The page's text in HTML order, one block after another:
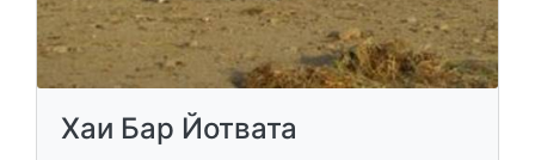
Хаи Бар Йотвата